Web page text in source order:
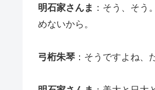
明石家さんま ：そう、そ
めないから。
弓桁朱琴 ：そうですよね、